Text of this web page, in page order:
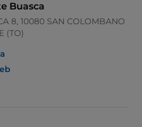
Buasca
8, 10080 SAN COLOMBANO
(TO)